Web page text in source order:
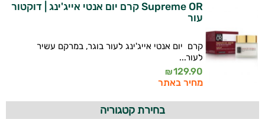
Supreme OR קרם יום אנטי אייג'ינג | דוקטור
עור
קרם יום אנטי אייג'ינג לעור בוגר, במרקם עשיר
לעור...
129.90
₪
מחיר באתר
בחירת קטגוריה